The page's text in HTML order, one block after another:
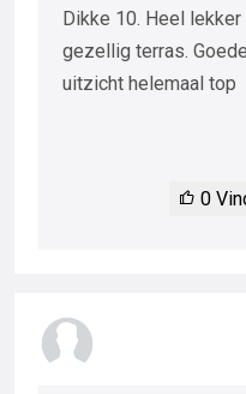
Dikke 10. Heel
gezellig terras.
uitzicht helemaal top
0